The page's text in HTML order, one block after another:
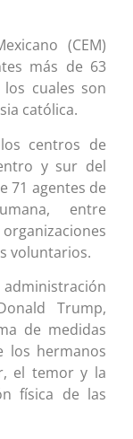
(CEM)
más de 63
cuales son
católica.
centros de
y sur del
71 agentes de
entre
voluntarios.
Trump,
de medidas
los hermanos
el temor y la
física de las